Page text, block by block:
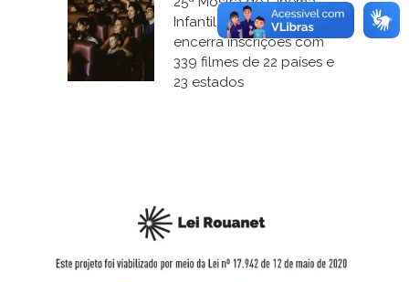
Infantil de Florianópolis
encerra inscrições com
339 filmes de 22 países e
23 estados